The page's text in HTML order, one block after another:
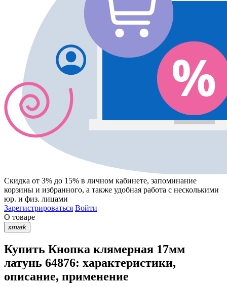
Скидка от 3% до 15% в личном кабинете, запоминание
корзины и избранного, а также удобная работа с несколькими
юр. и физ. лицами
Зарегистрироваться Войти
О товаре
xmark
Купить Кнопка клямерная 17мм
латунь 64876: характеристики,
описание, применение